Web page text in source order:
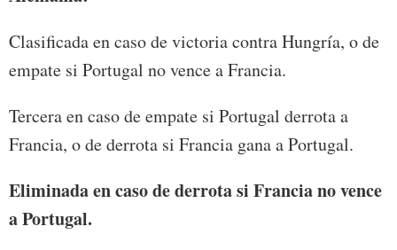
Clasificada en caso de victoria contra Hungría, o de
empate si Portugal no vence a Francia.
Tercera en caso de empate si Portugal derrota a
Francia, o de derrota si Francia gana a Portugal.
Eliminada en caso de derrota si Francia no vence
a Portugal.